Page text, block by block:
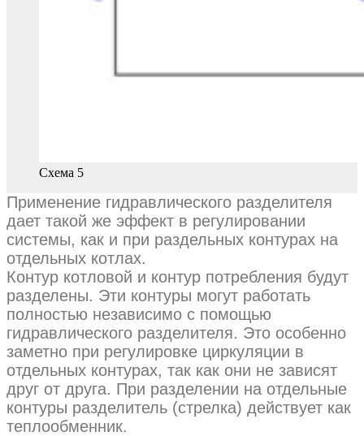
Схема 5
Применение гидравлического разделителя
дает такой же эффект в регулировании
системы, как и при раздельных контурах на
отдельных котлах.
Контур котловой и контур потребления будут
разделены. Эти контуры могут работать
полностью независимо с помощью
гидравлического разделителя. Это особенно
заметно при регулировке циркуляции в
отдельных контурах, так как они не зависят
друг от друга. При разделении на отдельные
контуры разделитель (стрелка) действует как
теплообменник.